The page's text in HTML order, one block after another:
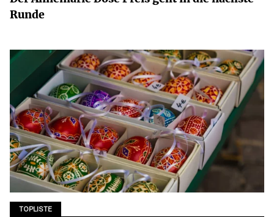
Runde
TOPLISTE